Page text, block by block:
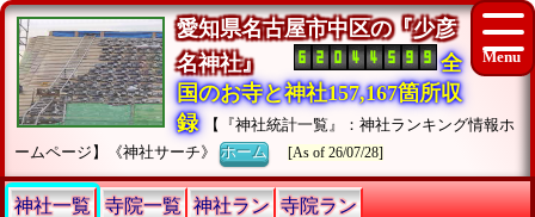
愛知県名古屋市中区の『少彦
名神社』
全
国のお寺と神社157,167箇所収
録
【『神社統計一覧』：神社ランキング情報ホ
ームページ】《神社サーチ》ホーム [As of 26/07/28]
神社一覧
寺院一覧 神社ラン 寺院ラン